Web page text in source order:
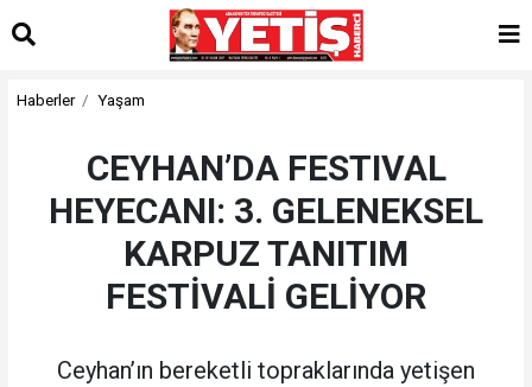
Haberler Yaşam
CEYHAN’DA FESTIVAL
HEYECANI: 3. GELENEKSEL
KARPUZ TANITIM
FESTİVALİ GELİYOR
Ceyhan’ın bereketli topraklarında yetişen